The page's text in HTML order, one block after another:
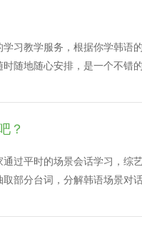
，适合自学韩语基础会话
时所要面对的一些基本内
想真正学好韩语容量和难度
也不方便。 3. 难度较延世
的，杂乱无章且没有目的地
教学服务，根据你学韩语
随地随心安排，是一个不错
？
平时的场景会话学习，综
部分台词，分解韩语场景